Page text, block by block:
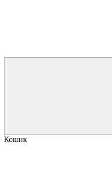
Кошик